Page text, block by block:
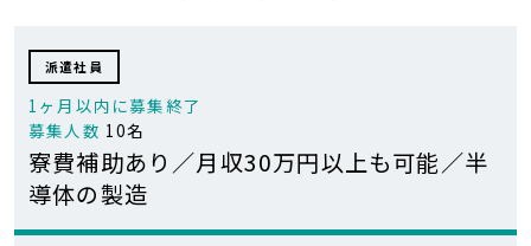
派遣社員
1ヶ月以内に募集終了
募集人数 10名
寮費補助あり／月収30万円以上も可能／半
導体の製造